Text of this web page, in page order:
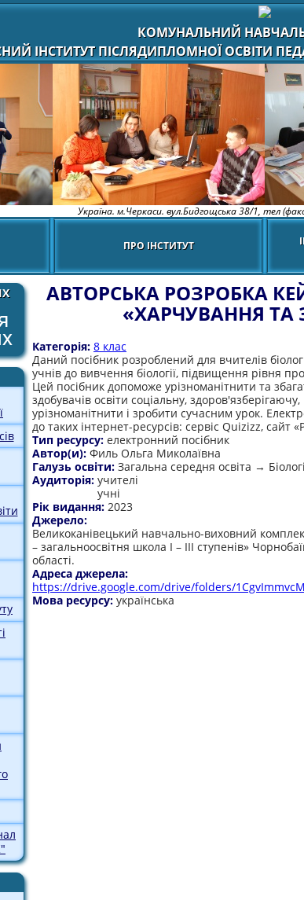
КОМУНАЛЬНИЙ
ІНСТИТУТ ПІСЛЯДИПЛОМНОЇ ОСВІТИ
Україна. м.Черкаси. вул.Бидгощська 38/1, тел
ПРО ІНСТИТУТ
АВТОРСЬКА РОЗРОБКА
«ХАРЧУВАННЯ ТА
Категорія: 8 клас
Даний посібник розроблений для вчителів
учнів до вивчення біології, підвищення рівня
Цей посібник допоможе урізноманітнити та
здобувачів освіти соціальну,
урізноманітнити і зробити сучасним урок.
до таких інтернет-ресурсів: сервіс Quizizz, сайт
Тип ресурсу: електронний посібник
Автор(и): Филь Ольга Миколаївна
Галузь освіти: Загальна середня освіта →
Аудиторія: учителі
учні
Рік видання: 2023
Джерело:
Великоканівецький навчально-виховний
– загальноосвітня школа І – ІІІ ступенів»
області.
Адреса джерела:
https://drive.google.com/drive/folders/
Мова ресурсу: українська